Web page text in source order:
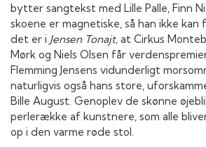
bytter sangtekst med Lille Palle, Finn
skoene er magnetiske, så han ikke
det er i Jensen Tonajt, at Cirkus
Mørk og Niels Olsen får
Flemming Jensens vidunderligt
naturligvis også hans store,
Bille August. Genoplev de skønne
perlerække af kunstnere, som alle
op i den varme røde stol.